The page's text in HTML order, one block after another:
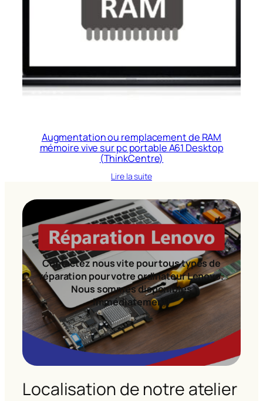
Augmentation ou remplacement de RAM
mémoire vive sur pc portable A61 Desktop
(ThinkCentre)
Lire la suite
Contactez nous vite pour tous types de
réparation pour votre ordinateur Lenovo.
Nous sommes disponibles
immédiatement!
Localisation de notre atelier